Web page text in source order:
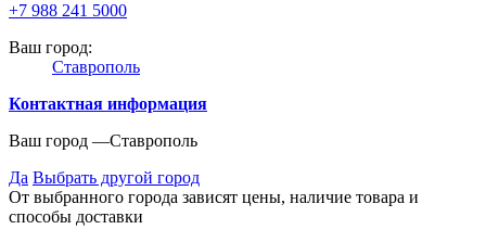
+7 988 241 5000
Ваш город:
Ставрополь
Контактная информация
Ваш город —Ставрополь
Да Выбрать другой город
От выбранного города зависят цены, наличие товара и
способы доставки